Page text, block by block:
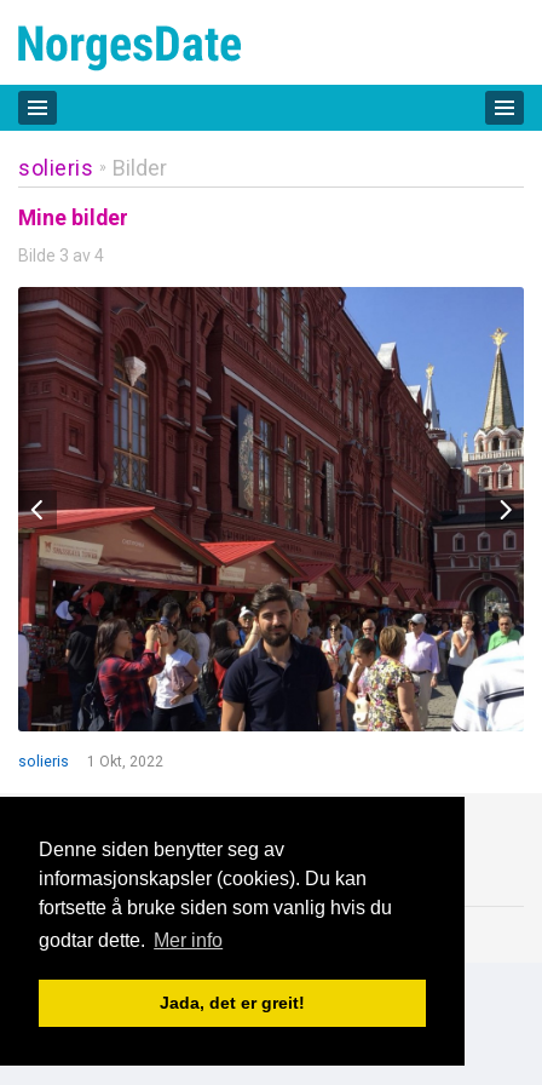
Denne siden benytter seg av
informasjonskapsler (cookies). Du kan
fortsette å bruke siden som vanlig hvis du
godtar dette. Mer info
Jada, det er greit!
solieris » Bilder
Mine bilder
Bilde 3 av 4
solieris 1 Okt, 2022
Brukeravtale Personvern © 2023 NorgesDate